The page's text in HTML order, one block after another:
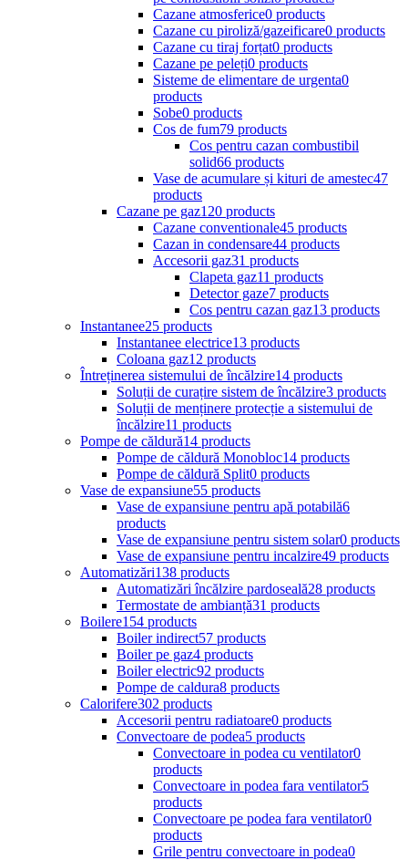
Cazane atmosferice0 products
Cazane cu piroliză/gazeificare0 products
Cazane cu tiraj forțat0 products
Cazane pe peleți0 products
Sisteme de elimentare de urgenta0
products
Sobe0 products
Cos de fum79 products
Cos pentru cazan combustibil
solid66 products
Vase de acumulare și kituri de amestec47
products
Cazane pe gaz120 products
Cazane conventionale45 products
Cazan in condensare44 products
Accesorii gaz31 products
Clapeta gaz11 products
Detector gaze7 products
Cos pentru cazan gaz13 products
Instantanee25 products
Instantanee electrice13 products
Coloana gaz12 products
Întreținerea sistemului de încălzire14 products
Soluții de curațire sistem de încălzire3 products
Soluții de menținere protecție a sistemului de
încălzire11 products
Pompe de căldură14 products
Pompe de căldură Monobloc14 products
Pompe de căldură Split0 products
Vase de expansiune55 products
Vase de expansiune pentru apă potabilă6
products
Vase de expansiune pentru sistem solar0 products
Vase de expansiune pentru incalzire49 products
Automatizări138 products
Automatizări încălzire pardoseală28 products
Termostate de ambianță31 products
Boilere154 products
Boiler indirect57 products
Boiler pe gaz4 products
Boiler electric92 products
Pompe de caldura8 products
Calorifere302 products
Accesorii pentru radiatoare0 products
Convectoare de podea5 products
Convectoare in podea cu ventilator0
products
Convectoare in podea fara ventilator5
products
Convectoare pe podea fara ventilator0
products
Grile pentru convectoare in podea0